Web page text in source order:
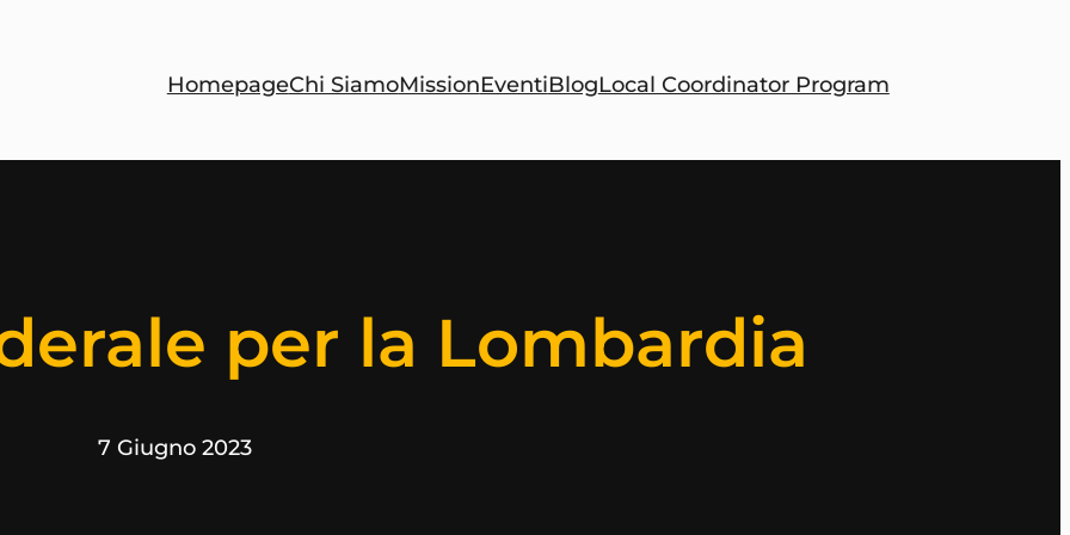
HomepageChi SiamoMissionEventiBlogLocal Coordinator Program
per la Lombardia
7 Giugno 2023